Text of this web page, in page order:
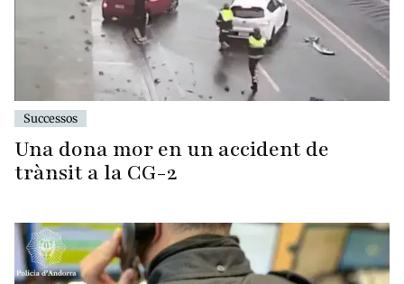
Successos
Una dona mor en un accident de
trànsit a la CG-2